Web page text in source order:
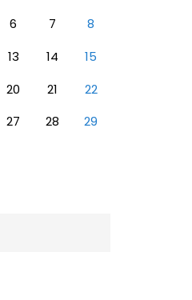
6 7
8
13 14
15
20 21
22
27 28
29